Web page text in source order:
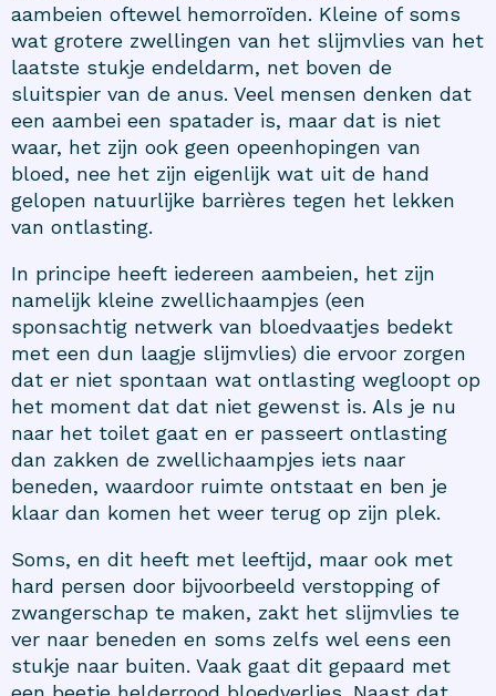
aambeien oftewel hemorroïden. Kleine of soms
wat grotere zwellingen van het slijmvlies van het
laatste stukje endeldarm, net boven de
sluitspier van de anus. Veel mensen denken dat
een aambei een spatader is, maar dat is niet
waar, het zijn ook geen opeenhopingen van
bloed, nee het zijn eigenlijk wat uit de hand
gelopen natuurlijke barrières tegen het lekken
van ontlasting.
In principe heeft iedereen aambeien, het zijn
namelijk kleine zwellichaampjes (een
sponsachtig netwerk van bloedvaatjes bedekt
met een dun laagje slijmvlies) die ervoor zorgen
dat er niet spontaan wat ontlasting wegloopt op
het moment dat dat niet gewenst is. Als je nu
naar het toilet gaat en er passeert ontlasting
dan zakken de zwellichaampjes iets naar
beneden, waardoor ruimte ontstaat en ben je
klaar dan komen het weer terug op zijn plek.
Soms, en dit heeft met leeftijd, maar ook met
hard persen door bijvoorbeeld verstopping of
zwangerschap te maken, zakt het slijmvlies te
ver naar beneden en soms zelfs wel eens een
stukje naar buiten. Vaak gaat dit gepaard met